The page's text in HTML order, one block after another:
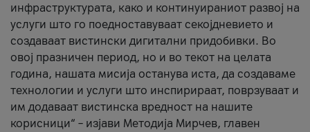
инфраструктурата, како и континуираниот развој на
услуги што го поедноставуваат секојдневието и
создаваат вистински дигитални придобивки. Во
овој празничен период, но и во текот на целата
година, нашата мисија останува иста, да создаваме
технологии и услуги што инспирираат, поврзуваат и
им додаваат вистинска вредност на нашите
корисници“ – изјави Методија Мирчев, главен